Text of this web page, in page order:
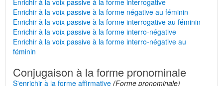
Enrichir à la voix passive à la forme interrogative
Enrichir à la voix passive à la forme négative au féminin
Enrichir à la voix passive à la forme interrogative au féminin
Enrichir à la voix passive à la forme interro-négative
Enrichir à la voix passive à la forme interro-négative au
féminin
Conjugaison à la forme pronominale
S'enrichir à la forme affirmative (Forme pronominale)